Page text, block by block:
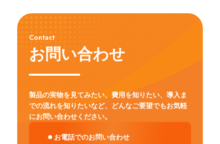
Contact
お問い合わせ
製品の実物を見てみたい、費用を知りたい、導入ま
での流れを知りたいなど、
どんなご要望でもお気軽
にお問い合わせください。
お電話でのお問い合わせ